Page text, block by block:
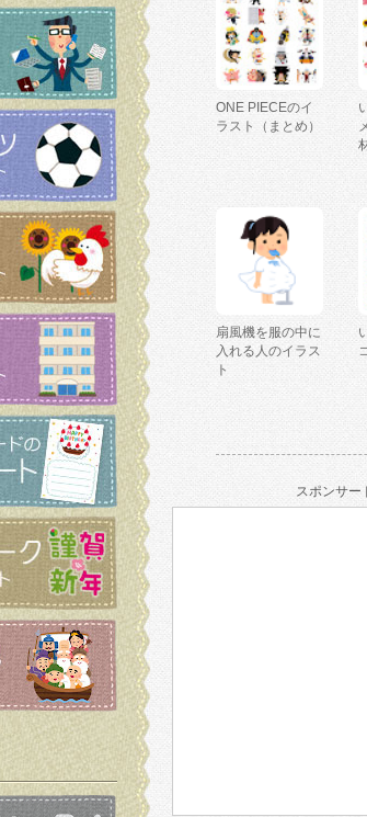
ONE PIECEのイ
ラスト（まとめ）
扇風機を服の中に
入れる人のイラス
ト
スポンサー